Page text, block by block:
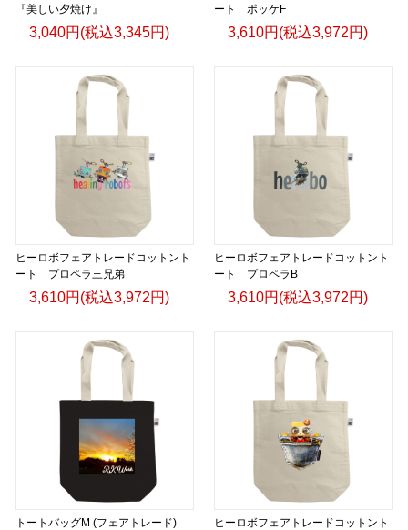
『美しい夕焼け』
3,040円(税込3,345円)
ート ポッケF
3,610円(税込3,972円)
ヒーロボフェアトレードコットント
ート プロペラ三兄弟
3,610円(税込3,972円)
ヒーロボフェアトレードコットント
ート プロペラB
3,610円(税込3,972円)
トートバッグM (フェアトレード)
ヒーロボフェアトレードコットント